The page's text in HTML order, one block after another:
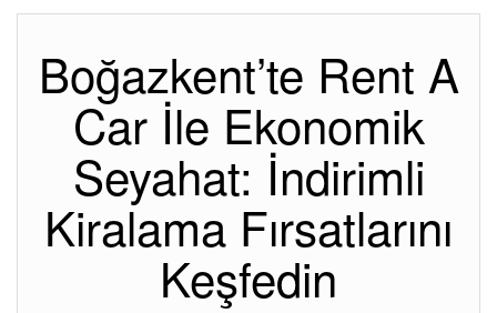
Boğazkent’te Rent A
Car İle Ekonomik
Seyahat: İndirimli
Kiralama Fırsatlarını
Keşfedin